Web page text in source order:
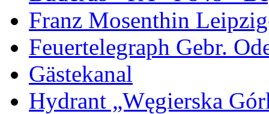
Franz Mosenthin
Feuertelegraph Gebr.
Gästekanal
Hydrant „Węgierska